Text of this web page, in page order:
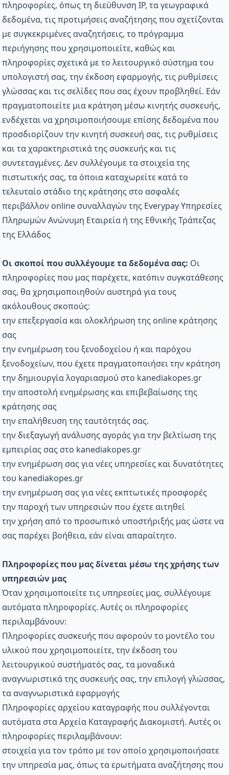
πληροφορίες, όπως τη διεύθυνση IP, τα γεωγραφικά
δεδομένα, τις προτιμήσεις αναζήτησης που σχετίζονται
με συγκεκριμένες αναζητήσεις, το πρόγραμμα
περιήγησης που χρησιμοποιείτε, καθώς και
πληροφορίες σχετικά με το λειτουργικό σύστημα του
υπολογιστή σας, την έκδοση εφαρμογής, τις ρυθμίσεις
γλώσσας και τις σελίδες που σας έχουν προβληθεί. Εάν
πραγματοποιείτε μια κράτηση μέσω κινητής συσκευής,
ενδέχεται να χρησιμοποιήσουμε επίσης δεδομένα που
προσδιορίζουν την κινητή συσκευή σας, τις ρυθμίσεις
και τα χαρακτηριστικά της συσκευής και τις
συντεταγμένες. Δεν συλλέγουμε τα στοιχεία της
πιστωτικής σας, τα όποια καταχωρείτε κατά το
τελευταίο στάδιο της κράτησης στο ασφαλές
περιβάλλον online συναλλαγών της Everypay Υπηρεσίες
Πληρωμών Ανώνυμη Εταιρεία ή της Εθνικής Τράπεζας
της Ελλάδος
Οι σκοποί που συλλέγουμε τα δεδομένα σας: Οι
πληροφορίες που μας παρέχετε, κατόπιν συγκατάθεσης
σας, θα χρησιμοποιηθούν αυστηρά για τους
ακόλουθους σκοπούς:
την επεξεργασία και ολοκλήρωση της online κράτησης
σας
την ενημέρωση του ξενοδοχείου ή και παρόχου
ξενοδοχείων, που έχετε πραγματοποιήσει την κράτηση
την δημιουργία λογαριασμού στο kanediakopes.gr
την αποστολή ενημέρωσης και επιβεβαίωσης της
κράτησης σας
την επαλήθευση της ταυτότητάς σας.
την διεξαγωγή ανάλυσης αγοράς για την βελτίωση της
εμπειρίας σας στο kanediakopes.gr
την ενημέρωση σας για νέες υπηρεσίες και δυνατότητες
του kanediakopes.gr
την ενημέρωση σας για νέες εκπτωτικές προσφορές
την παροχή των υπηρεσιών που έχετε αιτηθεί
την χρήση από το προσωπικό υποστήριξής μας ώστε να
σας παρέχει βοήθεια, εάν είναι απαραίτητο.
Πληροφορίες που μας δίνεται μέσω της χρήσης των
υπηρεσιών μας
Όταν χρησιμοποιείτε τις υπηρεσίες μας, συλλέγουμε
αυτόματα πληροφορίες. Αυτές οι πληροφορίες
περιλαμβάνουν:
Πληροφορίες συσκευής που αφορούν το μοντέλο του
υλικού που χρησιμοποιείτε, την έκδοση του
λειτουργικού συστήματός σας, τα μοναδικά
αναγνωριστικά της συσκευής σας, την επιλογή γλώσσας,
τα αναγνωριστικά εφαρμογής
Πληροφορίες αρχείου καταγραφής που συλλέγονται
αυτόματα στα Αρχεία Καταγραφής Διακομιστή. Αυτές οι
πληροφορίες περιλαμβάνουν:
στοιχεία για τον τρόπο με τον οποίο χρησιμοποιήσατε
την υπηρεσία μας, όπως τα ερωτήματα αναζήτησης που